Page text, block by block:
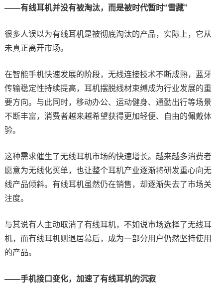
——有线耳机并没有被淘汰，而是被时代暂时“雪藏”
很多人误以为有线耳机是被彻底淘汰的产品，实际上，它从
未真正离开市场。
在智能手机快速发展的阶段，无线连接技术不断成熟，蓝牙
传输稳定性持续提高，耳机摆脱线材束缚成为行业发展的重
要方向。与此同时，移动办公、运动健身、通勤出行等场景
不断丰富，消费者越来越希望获得更加轻便、自由的佩戴体
验。
这种需求催生了无线耳机市场的快速增长。越来越多消费者
愿意为无线化买单，也让整个耳机产业逐渐将研发重心向无
线产品倾斜。有线耳机虽然仍在销售，却逐渐失去了市场关
注度。
与其说有人主动取消了有线耳机，不如说市场选择了无线耳
机，而有线耳机则退居幕后，成为一部分用户仍然坚持使用
的产品。
——手机接口变化，加速了有线耳机的沉寂